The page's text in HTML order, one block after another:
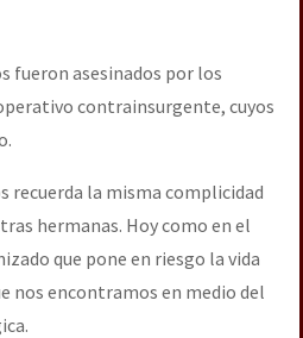
fueron asesinados por los
contrainsurgente, cuyos
recuerda la misma complicidad
hermanas. Hoy como en el
que pone en riesgo la vida
nos encontramos en medio del